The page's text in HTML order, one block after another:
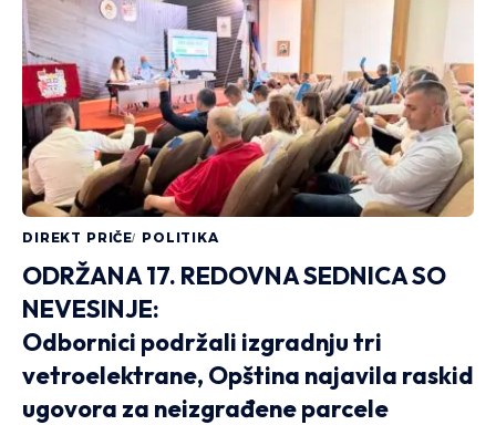
DIREKT PRIČE POLITIKA
ODRŽANA 17. REDOVNA SEDNICA SO
NEVESINJE:
Odbornici podržali izgradnju tri
vetroelektrane, Opština najavila raskid
ugovora za neizgrađene parcele